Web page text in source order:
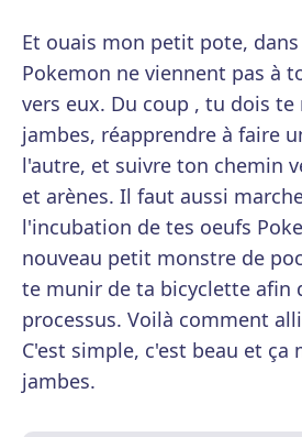
Et ouais mon petit pote, dans
Pokemon ne viennent pas à
vers eux. Du coup , tu dois
jambes, réapprendre à faire
l'autre, et suivre ton chemin
et arènes. Il faut aussi
l'incubation de tes oeufs
nouveau petit monstre de
te munir de ta bicyclette afin
processus. Voilà comment
C'est simple, c'est beau et ça
jambes.